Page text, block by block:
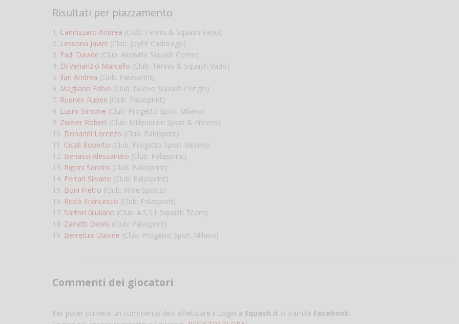
Risultati per piazzamento
1. Cannizzaro Andrea (Club: Tennis & Squash Vado)
2. Lessona Javier (Club: JoyFit Cadorago)
3. Fadi Davide (Club: Albavilla Squash Como)
4. Di Venanzio Marcello (Club: Tennis & Squash Vado)
5. Ilari Andrea (Club: Palasprint)
6. Magliano Fabio (Club: Nuovo Squash Cengio)
7. Ruenes Ruben (Club: Palasprint)
8. Lusini Simone (Club: Progetto Sport Milano)
9. Zweier Robert (Club: Millennium Sport & Fitness)
10. Donarini Lorenzo (Club: Palasprint)
11. Cicali Roberto (Club: Progetto Sport Milano)
12. Benassi Alessandro (Club: Palasprint)
13. Rigoni Sandro (Club: Palasprint)
14. Ferrari Silvano (Club: Palasprint)
15. Boni Pietro (Club: Wide Sports)
16. Riccò Francesco (Club: Palasprint)
17. Sartori Giuliano (Club: A.S.S.I. Squash Team)
18. Zanetti Delvis (Club: Palasprint)
19. Berrettini Davide (Club: Progetto Sport Milano)
Commenti dei giocatori
Per poter scrivere un commento devi effettuare il Login a Squash.it o tramite Facebook.